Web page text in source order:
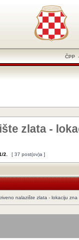
ČPP
zlata -
/2 [ 37 post(ov)a ]
nalazište zlata - lokaciju